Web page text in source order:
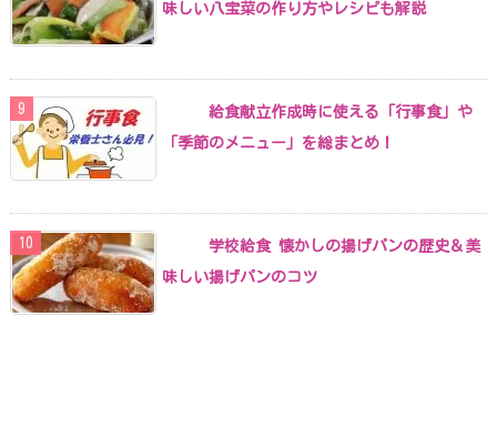
味しい八宝菜の作り方やレシピも解説
給食献立作成時に使える「行事食」や
「季節のメニュー」を総まとめ！
学校給食 懐かしの揚げパンの歴史＆美
味しい揚げパンのコツ